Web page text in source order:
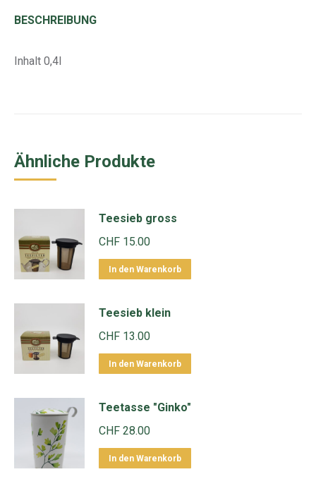
BESCHREIBUNG
Inhalt 0,4l
Ähnliche Produkte
Teesieb gross
CHF 15.00
In den Warenkorb
Teesieb klein
CHF 13.00
In den Warenkorb
Teetasse "Ginko"
CHF 28.00
In den Warenkorb